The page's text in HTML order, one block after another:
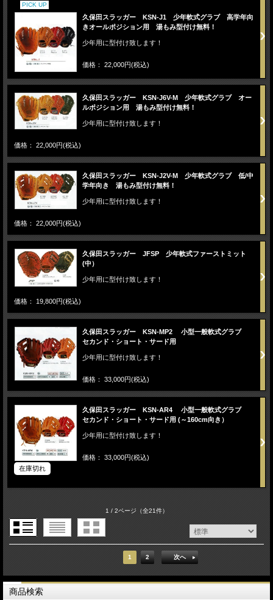
PICK UP
久保田スラッガー KSN-J1 少年軟式グラブ 高学年向
きオールポジション用 湯もみ型付け無料！
少年用に型付け致します！
価格： 22,000円(税込)
久保田スラッガー KSN-J6V-M 少年軟式グラブ オー
ルポジション用 湯もみ型付け無料！
少年用に型付け致します！
価格： 22,000円(税込)
久保田スラッガー KSN-J2V-M 少年軟式グラブ 低/中
学年向き 湯もみ型付け無料！
少年用に型付け致します！
価格： 22,000円(税込)
久保田スラッガー JFSP 少年軟式ファーストミット
(中）
少年用に型付け致します！
価格： 19,800円(税込)
久保田スラッガー KSN-MP2 小型一般軟式グラブ
セカンド・ショート・サード用
少年用に型付け致します！
価格： 33,000円(税込)
久保田スラッガー KSN-AR4 小型一般軟式グラブ
セカンド・ショート・サード用 (～160cm向き）
少年用に型付け致します！
価格： 33,000円(税込)
在庫切れ
1 / 2ページ（全21件）
1 2 次へ
商品検索